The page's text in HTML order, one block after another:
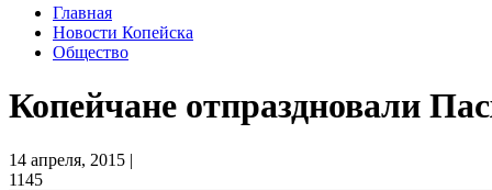
Главная
Новости Копейска
Общество
Копейчане отпраздновали
14 апреля, 2015 |
1145